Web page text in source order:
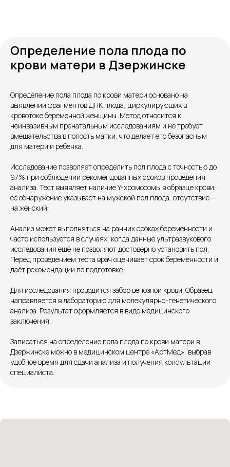
Определение пола плода по
крови матери в Дзержинске
Определение пола плода по крови матери основано на
выявлении фрагментов ДНК плода, циркулирующих в
кровотоке беременной женщины. Метод относится к
неинвазивным пренатальным исследованиям и не требует
вмешательства в полость матки, что делает его безопасным
для матери и ребёнка.
Исследование позволяет определить пол плода с точностью до
97% при соблюдении рекомендованных сроков проведения
анализа. Тест выявляет наличие Y-хромосомы в образце крови:
её обнаружение указывает на мужской пол плода, отсутствие —
на женский.
Анализ может выполняться на ранних сроках беременности и
часто используется в случаях, когда данные ультразвукового
исследования ещё не позволяют достоверно установить пол.
Перед проведением теста врач оценивает срок беременности и
даёт рекомендации по подготовке.
Для исследования проводится забор венозной крови. Образец
направляется в лабораторию для молекулярно-генетического
анализа. Результат оформляется в виде медицинского
заключения.
Записаться на определение пола плода по крови матери в
Дзержинске можно в медицинском центре «АртМед», выбрав
удобное время для сдачи анализа и получения консультации
специалиста.
Контакты
Пн.-пт. — с 08:00 до 20:00
Сб. — с 08:00 до 18:00
+7 8313 248 248
Петрищева д.35.пом.3
Патоличева 21Д,П.1
На ремонте
Новый
Политика политики конфиденциальности
Подписывайся